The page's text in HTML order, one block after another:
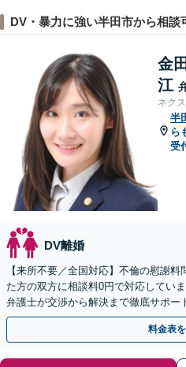
DV・暴力に強い半田市から相談
金
江
ネク
半
ら
受
DV離婚
【来所不要／全国対応】不倫の慰謝
た方の双方に相談料0円で対応してい
弁護士が交渉から解決まで徹底サポー
手金の返還保証もありますので安心し
料金表